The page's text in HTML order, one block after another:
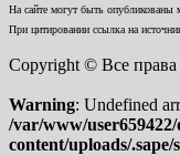
На сайте могут быть опубликованы
При цитировании ссылка на
Copyright © Все
Warning: Undefined
/var/www/
content/uploads/.sape/